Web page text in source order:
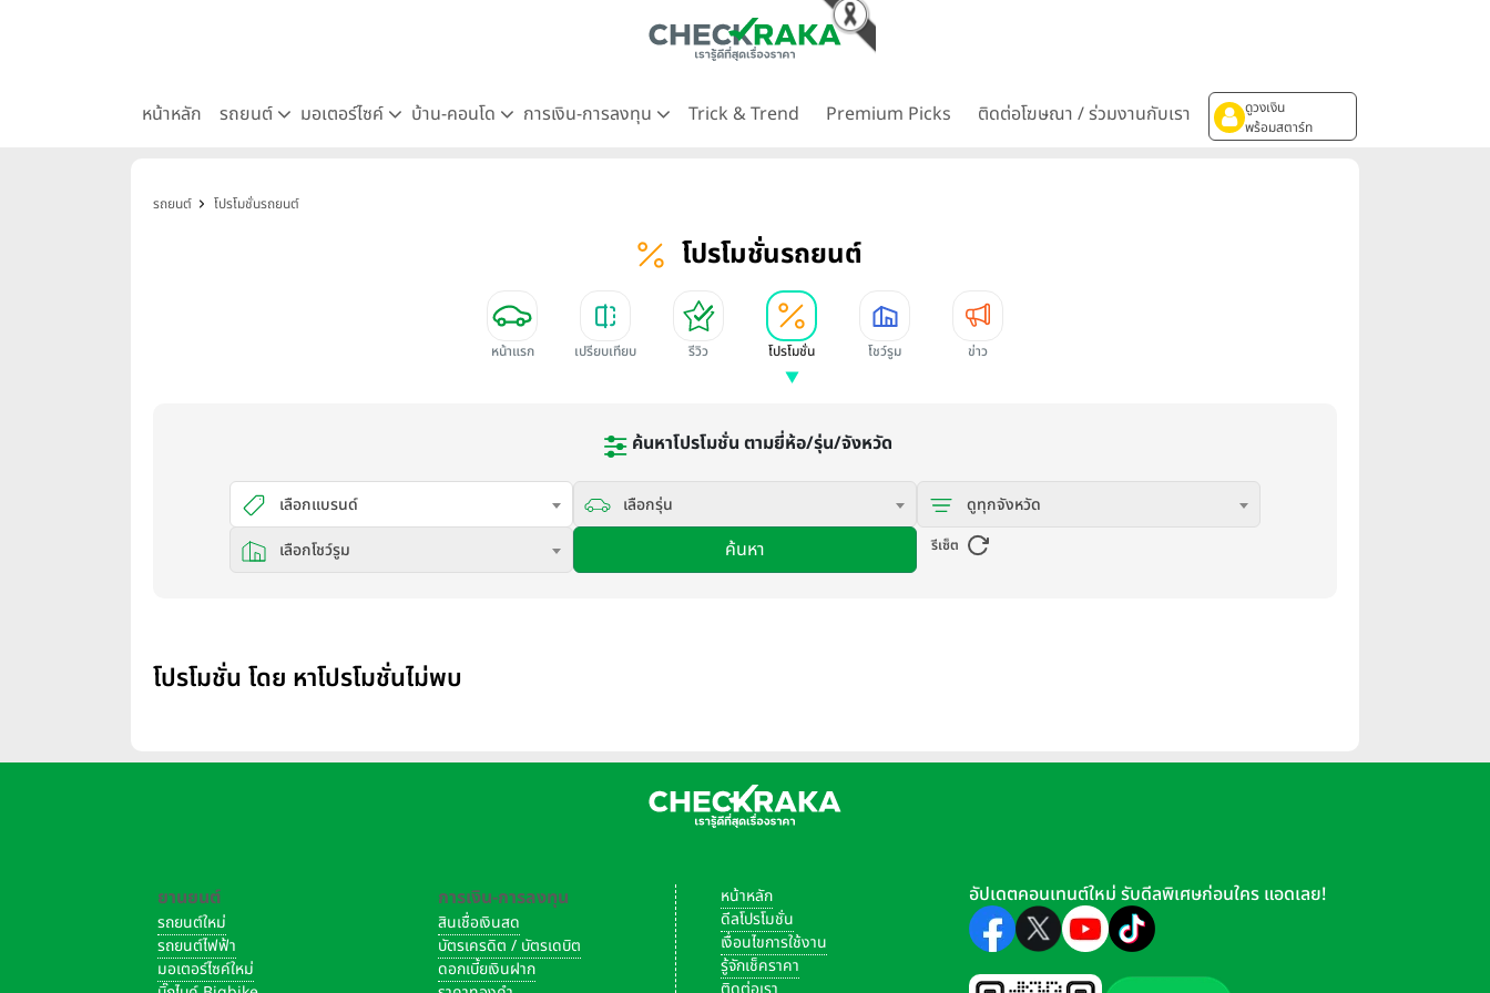
หน้าหลัก รถยนต์ มอเตอร์ไซค์ บ้าน-คอนโด การเงิน-การลงทุน Trick & Trend Premium Picks ติดต่อโฆษณา / ร่วมงานกับเรา
ดูวงเงิน
พร้อมสตาร์ท
รถยนต์ โปรโมชั่นรถยนต์
โปรโมชั่นรถยนต์
หน้าแรก เปรียบเทียบ รีวิว โปรโมชั่น โชว์รูม ข่าว
ค้นหาโปรโมชั่น ตามยี่ห้อ/รุ่น/จังหวัด
เลือกแบรนด์ เลือกรุ่น
ดูทุกจังหวัด
เลือกโชว์รูม
ค้นหา รีเซ็ต
โปรโมชั่น โดย หาโปรโมชั่นไม่พบ
ยานยนต์
รถยนต์ใหม่
รถยนต์ไฟฟ้า
มอเตอร์ไซค์ใหม่
การเงิน-การลงทุน
สินเชื่อเงินสด
บัตรเครดิต / บัตรเดบิต
ดอกเบี้ยเงินฝาก
หน้าหลัก
ดีลโปรโมชั่น
เงื่อนไขการใช้งาน
รู้จักเช็คราคา
อัปเดตคอนเทนต์ใหม่ รับดีลพิเศษก่อนใคร แอดเลย!